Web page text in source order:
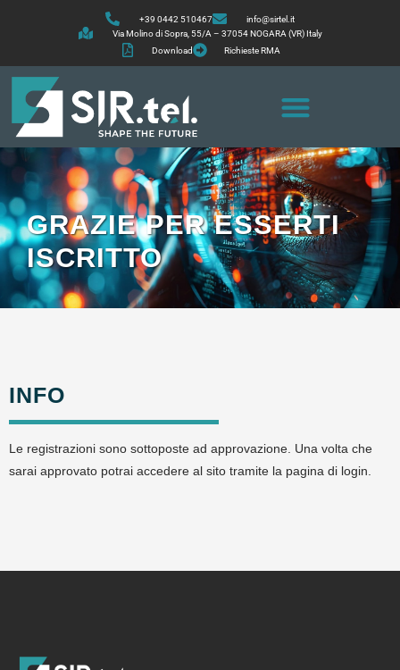
+39 0442 510467
info@sirtel.it
Via Molino di Sopra, 55/A – 37054 NOGARA (VR) Italy
Download
Richieste RMA
GRAZIE PER ESSERTI
ISCRITTO
INFO
Le registrazioni sono sottoposte ad approvazione. Una volta che
sarai approvato potrai accedere al sito tramite la pagina di login.